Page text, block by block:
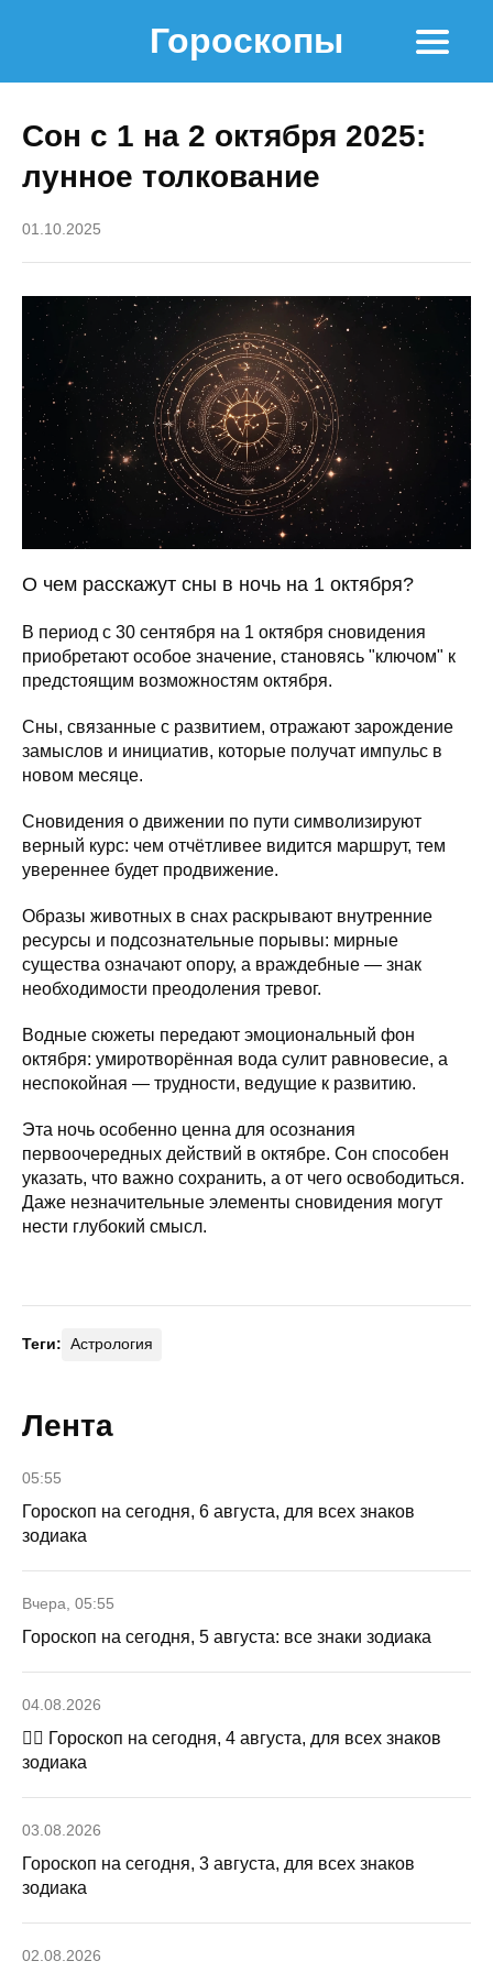
Гороскопы
Сон с 1 на 2 октября 2025:
лунное толкование
01.10.2025
О чем расскажут сны в ночь на 1 октября?
В период с 30 сентября на 1 октября сновидения
приобретают особое значение, становясь "ключом" к
предстоящим возможностям октября.
Сны, связанные с развитием, отражают зарождение
замыслов и инициатив, которые получат импульс в
новом месяце.
Сновидения о движении по пути символизируют
верный курс: чем отчётливее видится маршрут, тем
увереннее будет продвижение.
Образы животных в снах раскрывают внутренние
ресурсы и подсознательные порывы: мирные
существа означают опору, а враждебные — знак
необходимости преодоления тревог.
Водные сюжеты передают эмоциональный фон
октября: умиротворённая вода сулит равновесие, а
неспокойная — трудности, ведущие к развитию.
Эта ночь особенно ценна для осознания
первоочередных действий в октябре. Сон способен
указать, что важно сохранить, а от чего освободиться.
Даже незначительные элементы сновидения могут
нести глубокий смысл.
Теги: Астрология
Лента
05:55
Гороскоп на сегодня, 6 августа, для всех знаков
зодиака
Вчера, 05:55
Гороскоп на сегодня, 5 августа: все знаки зодиака
04.08.2026
🧙‍♀ Гороскоп на сегодня, 4 августа, для всех знаков
зодиака
03.08.2026
Гороскоп на сегодня, 3 августа, для всех знаков
зодиака
02.08.2026